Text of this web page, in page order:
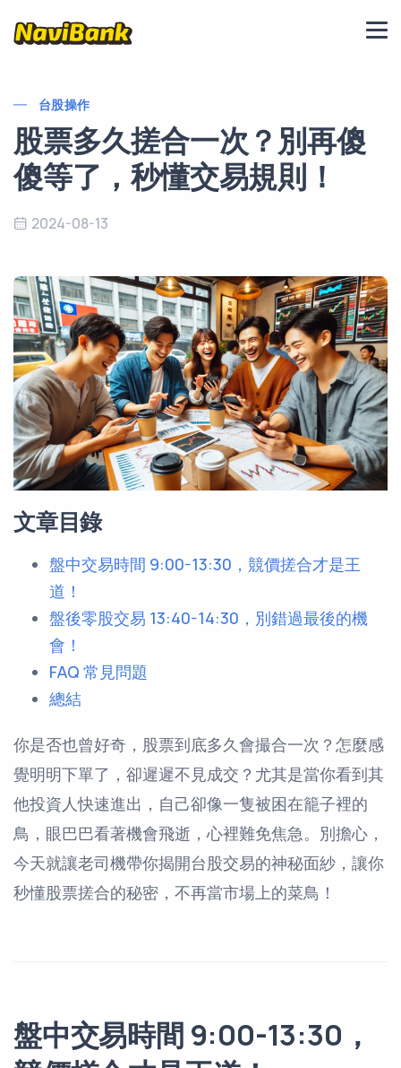
台股操作
股票多久搓合一次？別再傻
傻等了，秒懂交易規則！
2024-08-13
文章目錄
盤中交易時間 9:00-13:30，競價搓合才是王
道！
盤後零股交易 13:40-14:30，別錯過最後的機
會！
FAQ 常見問題
總結
你是否也曾好奇，股票到底多久會撮合一次？怎麼感
覺明明下單了，卻遲遲不見成交？尤其是當你看到其
他投資人快速進出，自己卻像一隻被困在籠子裡的
鳥，眼巴巴看著機會飛逝，心裡難免焦急。別擔心，
今天就讓老司機帶你揭開台股交易的神秘面紗，讓你
秒懂股票搓合的秘密，不再當市場上的菜鳥！
盤中交易時間 9:00-13:30，